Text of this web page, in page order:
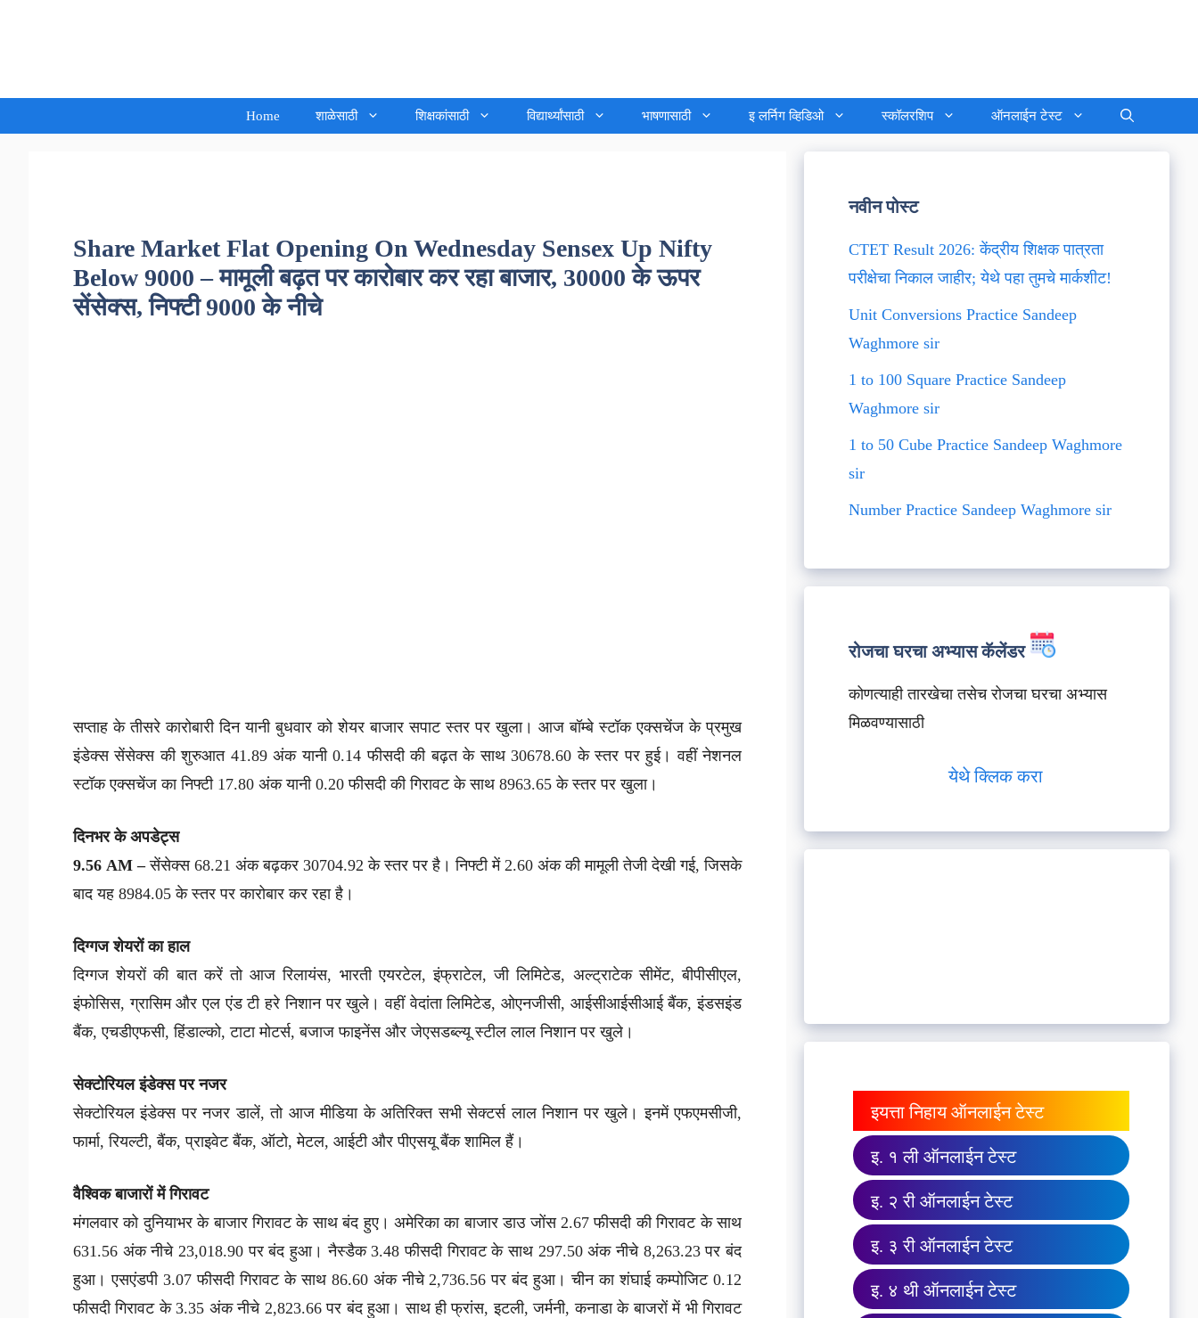
Home शाळेसाठी शिक्षकांसाठी विद्यार्थ्यांसाठी भाषणासाठी इ लर्निग व्हिडिओ स्कॉलरशिप ऑनलाईन टेस्ट
Share Market Flat Opening On Wednesday Sensex Up Nifty
Below 9000 – मामूली बढ़त पर कारोबार कर रहा बाजार, 30000 के ऊपर
सेंसेक्स, निफ्टी 9000 के नीचे
सप्ताह के तीसरे कारोबारी दिन यानी बुधवार को शेयर बाजार सपाट स्तर पर खुला। आज बॉम्बे स्टॉक एक्सचेंज के प्रमुख
इंडेक्स सेंसेक्स की शुरुआत 41.89 अंक यानी 0.14 फीसदी की बढ़त के साथ 30678.60 के स्तर पर हुई। वहीं नेशनल
स्टॉक एक्सचेंज का निफ्टी 17.80 अंक यानी 0.20 फीसदी की गिरावट के साथ 8963.65 के स्तर पर खुला।
दिनभर के अपडेट्स
9.56 AM –सेंसेक्स 68.21 अंक बढ़कर 30704.92 के स्तर पर है। निफ्टी में 2.60 अंक की मामूली तेजी देखी गई, जिसके
बाद यह 8984.05 के स्तर पर कारोबार कर रहा है।
दिग्गज शेयरों का हाल
दिग्गज शेयरों की बात करें तो आज रिलायंस, भारती एयरटेल, इंफ्राटेल, जी लिमिटेड, अल्ट्राटेक सीमेंट, बीपीसीएल,
इंफोसिस, ग्रासिम और एल एंड टी हरे निशान पर खुले। वहीं वेदांता लिमिटेड, ओएनजीसी, आईसीआईसीआई बैंक, इंडसइंड
बैंक, एचडीएफसी, हिंडाल्को, टाटा मोटर्स, बजाज फाइनेंस और जेएसडब्ल्यू स्टील लाल निशान पर खुले।
सेक्टोरियल इंडेक्स पर नजर
सेक्टोरियल इंडेक्स पर नजर डालें, तो आज मीडिया के अतिरिक्त सभी सेक्टर्स लाल निशान पर खुले। इनमें एफएमसीजी,
फार्मा, रियल्टी, बैंक, प्राइवेट बैंक, ऑटो, मेटल, आईटी और पीएसयू बैंक शामिल हैं।
वैश्विक बाजारों में गिरावट
मंगलवार को दुनियाभर के बाजार गिरावट के साथ बंद हुए। अमेरिका का बाजार डाउ जोंस 2.67 फीसदी की गिरावट के साथ
631.56 अंक नीचे 23,018.90 पर बंद हुआ। नैस्डैक 3.48 फीसदी गिरावट के साथ 297.50 अंक नीचे 8,263.23 पर बंद
हुआ। एसएंडपी 3.07 फीसदी गिरावट के साथ 86.60 अंक नीचे 2,736.56 पर बंद हुआ। चीन का शंघाई कम्पोजिट 0.12
फीसदी गिरावट के 3.35 अंक नीचे 2,823.66 पर बंद हुआ। साथ ही फ्रांस, इटली, जर्मनी, कनाडा के बाजरों में भी गिरावट
नवीन पोस्ट
CTET Result 2026: केंद्रीय शिक्षक पात्रता
परीक्षेचा निकाल जाहीर; येथे पहा तुमचे मार्कशीट!
Unit Conversions Practice Sandeep
Waghmore sir
1 to 100 Square Practice Sandeep
Waghmore sir
1 to 50 Cube Practice Sandeep Waghmore
sir
Number Practice Sandeep Waghmore sir
रोजचा घरचा अभ्यास कॅलेंडर
कोणत्याही तारखेचा तसेच रोजचा घरचा अभ्यास
मिळवण्यासाठी
येथे क्लिक करा
इयत्ता निहाय ऑनलाईन टेस्ट
इ. १ ली ऑनलाईन टेस्ट
इ. २ री ऑनलाईन टेस्ट
इ. ३ री ऑनलाईन टेस्ट
इ. ४ थी ऑनलाईन टेस्ट